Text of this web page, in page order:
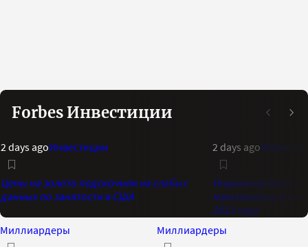
Forbes Инвестиции
2 days agoИнвестиции
Цены на золото подскочили на слабых
данных по занятости в США
2 days ago
Индикатор Bank of
максимальный
2021 года
Миллиардеры
Миллиардеры